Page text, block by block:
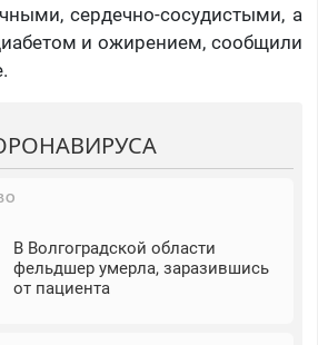
сердечно-сосудистыми, а
и ожирением, сообщили
В Волгоградской области
фельдшер умерла, заразившись
от пациента